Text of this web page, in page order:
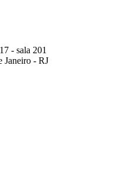
- sala 201
Janeiro - RJ